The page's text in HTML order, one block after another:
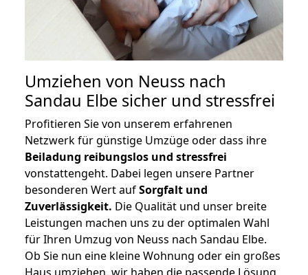
Umziehen von Neuss nach
Sandau Elbe sicher und stressfrei
Profitieren Sie von unserem erfahrenen
Netzwerk für günstige Umzüge oder dass ihre
Beiladung reibungslos und stressfrei
vonstattengeht. Dabei legen unsere Partner
besonderen Wert aufSorgfalt und
Zuverlässigkeit. Die Qualität und unser breite
Leistungen machen uns zu der optimalen Wahl
für Ihren Umzug von Neuss nach Sandau Elbe.
Ob Sie nun eine kleine Wohnung oder ein großes